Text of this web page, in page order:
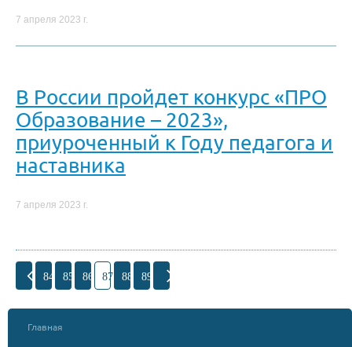
7 апреля 2023 г.
В России пройдет конкурс «ПРО
Образование – 2023»,
приуроченный к Году педагога и
наставника
7 апреля 2023 г.
84 85 86 87 88 89
Главная